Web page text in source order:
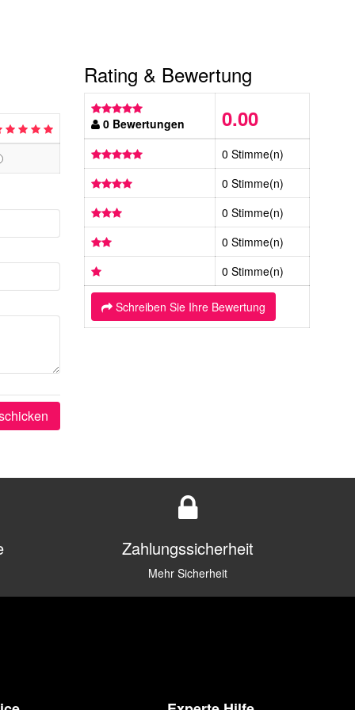
Rating & Bewertung
0 Bewertungen 0.00
0 Stimme(n)
0 Stimme(n)
0 Stimme(n)
0 Stimme(n)
0 Stimme(n)
Schreiben Sie Ihre Bewertung
Zahlungssicherheit
Mehr Sicherheit